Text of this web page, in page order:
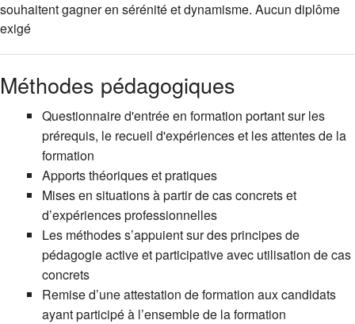
souhaitent gagner en sérénité et dynamisme. Aucun diplôme
exigé
Méthodes pédagogiques
Questionnaire d'entrée en formation portant sur les
prérequis, le recueil d'expériences et les attentes de la
formation
Apports théoriques et pratiques
Mises en situations à partir de cas concrets et
d’expériences professionnelles
Les méthodes s’appuient sur des principes de
pédagogie active et participative avec utilisation de cas
concrets
Remise d’une attestation de formation aux candidats
ayant participé à l’ensemble de la formation